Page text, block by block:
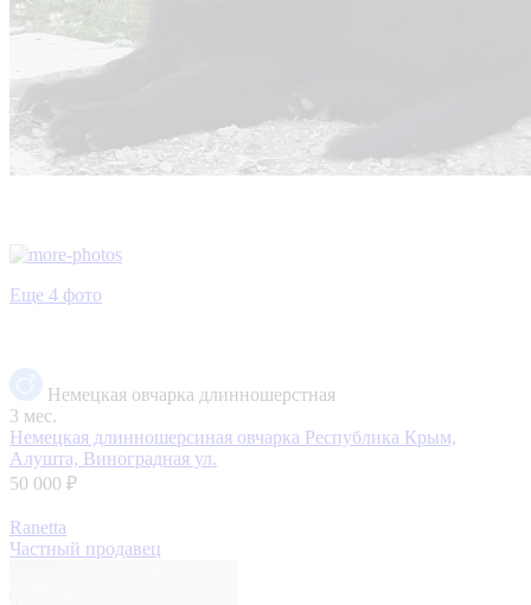
Еще 4 фото
Немецкая овчарка длинношерстная
3 мес.
Немецкая длинношерсиная овчарка Республика Крым,
Алушта, Виноградная ул.
50 000 ₽
Ranetta
Частный продавец